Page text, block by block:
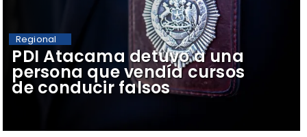
​PDI Atacama detuvo a una
persona que vendía cursos
de conducir falsos
Regional